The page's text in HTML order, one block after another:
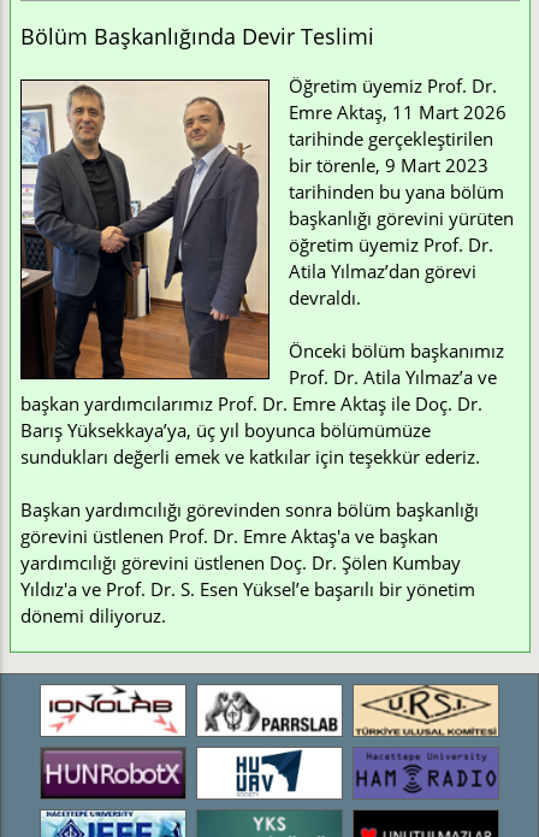
Bölüm Başkanlığında Devir Teslimi
Öğretim üyemiz Prof. Dr.
Emre Aktaş, 11 Mart 2026
tarihinde gerçekleştirilen
bir törenle, 9 Mart 2023
tarihinden bu yana bölüm
başkanlığı görevini yürüten
öğretim üyemiz Prof. Dr.
Atila Yılmaz’dan görevi
devraldı.
Önceki bölüm başkanımız
Prof. Dr. Atila Yılmaz’a ve
başkan yardımcılarımız Prof. Dr. Emre Aktaş ile Doç. Dr.
Barış Yüksekkaya’ya, üç yıl boyunca bölümümüze
sundukları değerli emek ve katkılar için teşekkür ederiz.
Başkan yardımcılığı görevinden sonra bölüm başkanlığı
görevini üstlenen Prof. Dr. Emre Aktaş'a ve başkan
yardımcılığı görevini üstlenen Doç. Dr. Şölen Kumbay
Yıldız'a ve Prof. Dr. S. Esen Yüksel’e başarılı bir yönetim
dönemi diliyoruz.